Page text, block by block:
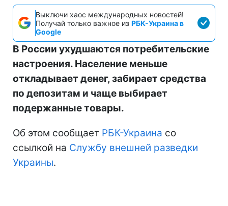
Выключи хаос международных новостей!
Получай только важное из РБК-Украина в
Google
В России ухудшаются потребительские
настроения. Население меньше
откладывает денег, забирает средства
по депозитам и чаще выбирает
подержанные товары.
Об этом сообщает РБК-Украина со
ссылкой на Службу внешней разведки
Украины.